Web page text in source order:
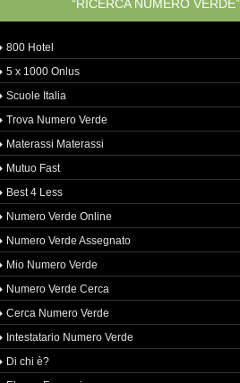
“RICERCA NUMERO VERDE”
800 Hotel
5 x 1000 Onlus
Scuole Italia
Trova Numero Verde
Materassi Materassi
Mutuo Fast
Best 4 Less
Numero Verde Online
Numero Verde Assegnato
Mio Numero Verde
Numero Verde Cerca
Cerca Numero Verde
Intestatario Numero Verde
Di chi è?